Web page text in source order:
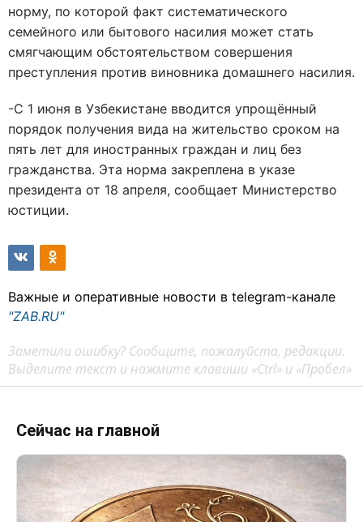
норму, по которой факт систематического
семейного или бытового насилия может стать
смягчающим обстоятельством совершения
преступления против виновника домашнего насилия.
-С 1 июня в Узбекистане вводится упрощённый
порядок получения вида на жительство сроком на
пять лет для иностранных граждан и лиц без
гражданства. Эта норма закреплена в указе
президента от 18 апреля, сообщает Министерство
юстиции.
Важные и оперативные новости в telegram-канале
"ZAB.RU"
Заметили ошибку? Сообщите, пожалуйста, редакции.
Выделите текст и нажмите клавиши «Ctrl» и «Пробел»
Сейчас на главной